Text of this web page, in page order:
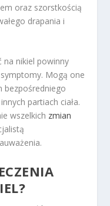
oraz szorstkością
drapania i
na nikiel powinny
Mogą one
bezpośredniego
partiach ciała.
wszelkich zmian